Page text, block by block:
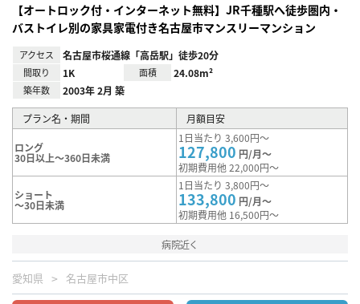
【オートロック付・インターネット無料】JR千種駅へ徒歩圏内・
バストイレ別の家具家電付き名古屋市マンスリーマンション
アクセス 名古屋市桜通線「高岳駅」徒歩20分
間取り 1K 面積 24.08m²
築年数 2003年 2月 築
プラン名・期間 月額目安
ロング
30日以上～360日未満
1日当たり 3,600円～
127,800 円/月～
初期費用他 22,000円～
ショート
～30日未満
1日当たり 3,800円～
133,800 円/月～
初期費用他 16,500円～
病院近く
愛知県 名古屋市中区